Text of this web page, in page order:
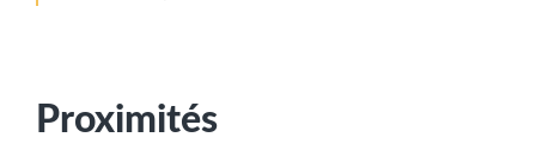
Proximités